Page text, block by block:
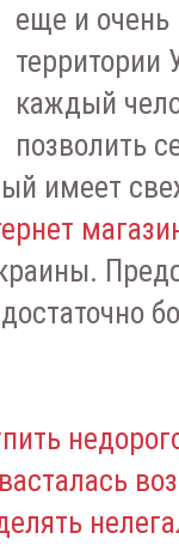
еще и очень
территории
каждый
позволить
имеет